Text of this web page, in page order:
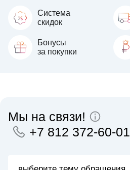
Система
скидок
Бонусы
за покупки
Мы на связи!
+7 812 372-60-01